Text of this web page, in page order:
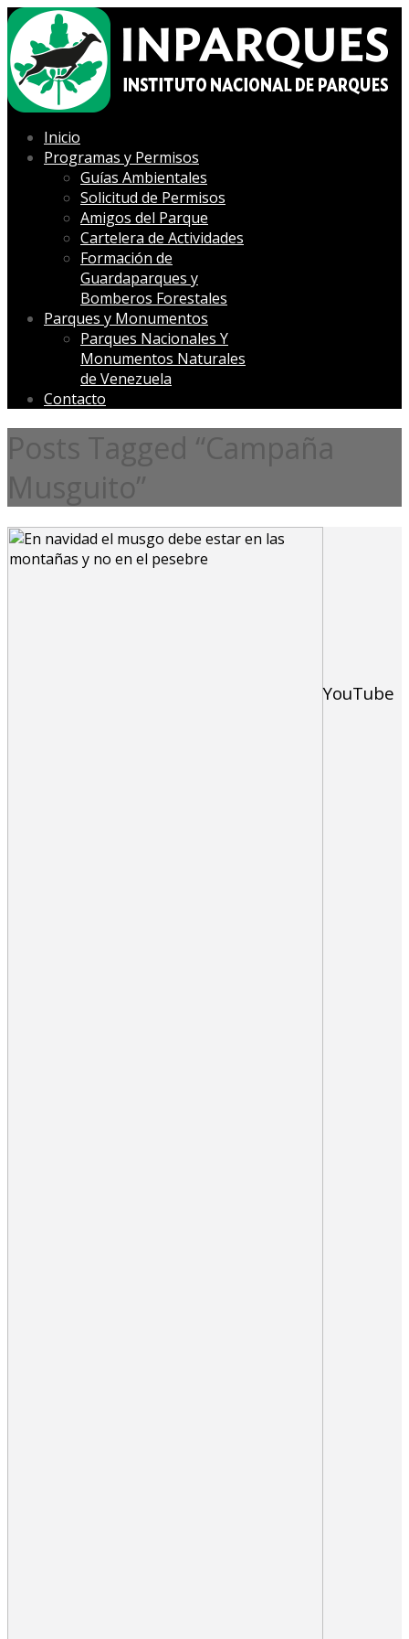
Inicio
Programas y Permisos
Guías Ambientales
Solicitud de Permisos
Amigos del Parque
Cartelera de Actividades
Formación de
Guardaparques y
Bomberos Forestales
Parques y Monumentos
Parques Nacionales Y
Monumentos Naturales
de Venezuela
Contacto
Posts Tagged “Campaña
Musguito”
YouTube